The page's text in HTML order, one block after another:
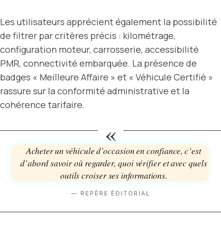
Les utilisateurs apprécient également la possibilité
de filtrer par critères précis : kilométrage,
configuration moteur, carrosserie, accessibilité
PMR, connectivité embarquée. La présence de
badges « Meilleure Affaire » et « Véhicule Certifié »
rassure sur la conformité administrative et la
cohérence tarifaire.
«
Acheter un véhicule d’occasion en confiance, c’est
d’abord savoir où regarder, quoi vérifier et avec quels
outils croiser ses informations.
— REPÈRE ÉDITORIAL